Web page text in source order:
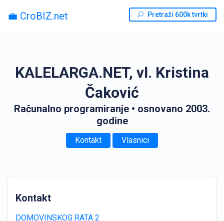
💼 CroBIZ.net Pretraži 600k tvrtki
KALELARGA.NET, vl. Kristina
Čaković
Računalno programiranje • osnovano 2003.
godine
Kontakt Vlasnici
Kontakt
DOMOVINSKOG RATA 2